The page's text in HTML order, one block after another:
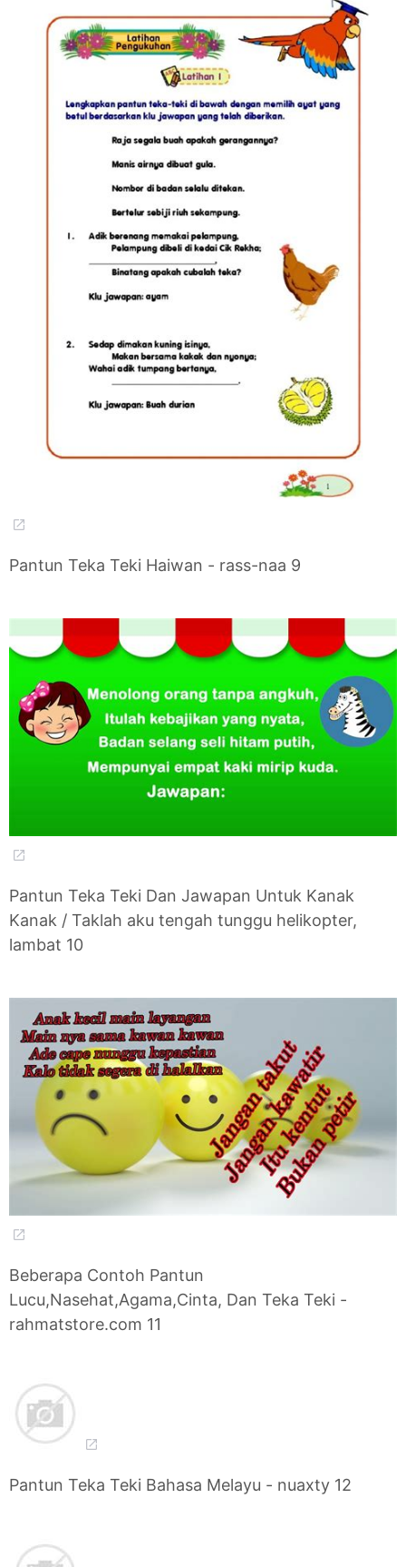
Pantun Teka Teki Haiwan - rass-naa 9
Pantun Teka Teki Dan Jawapan Untuk Kanak
Kanak / Taklah aku tengah tunggu helikopter,
lambat 10
Beberapa Contoh Pantun
Lucu,Nasehat,Agama,Cinta, Dan Teka Teki -
rahmatstore.com 11
Pantun Teka Teki Bahasa Melayu - nuaxty 12